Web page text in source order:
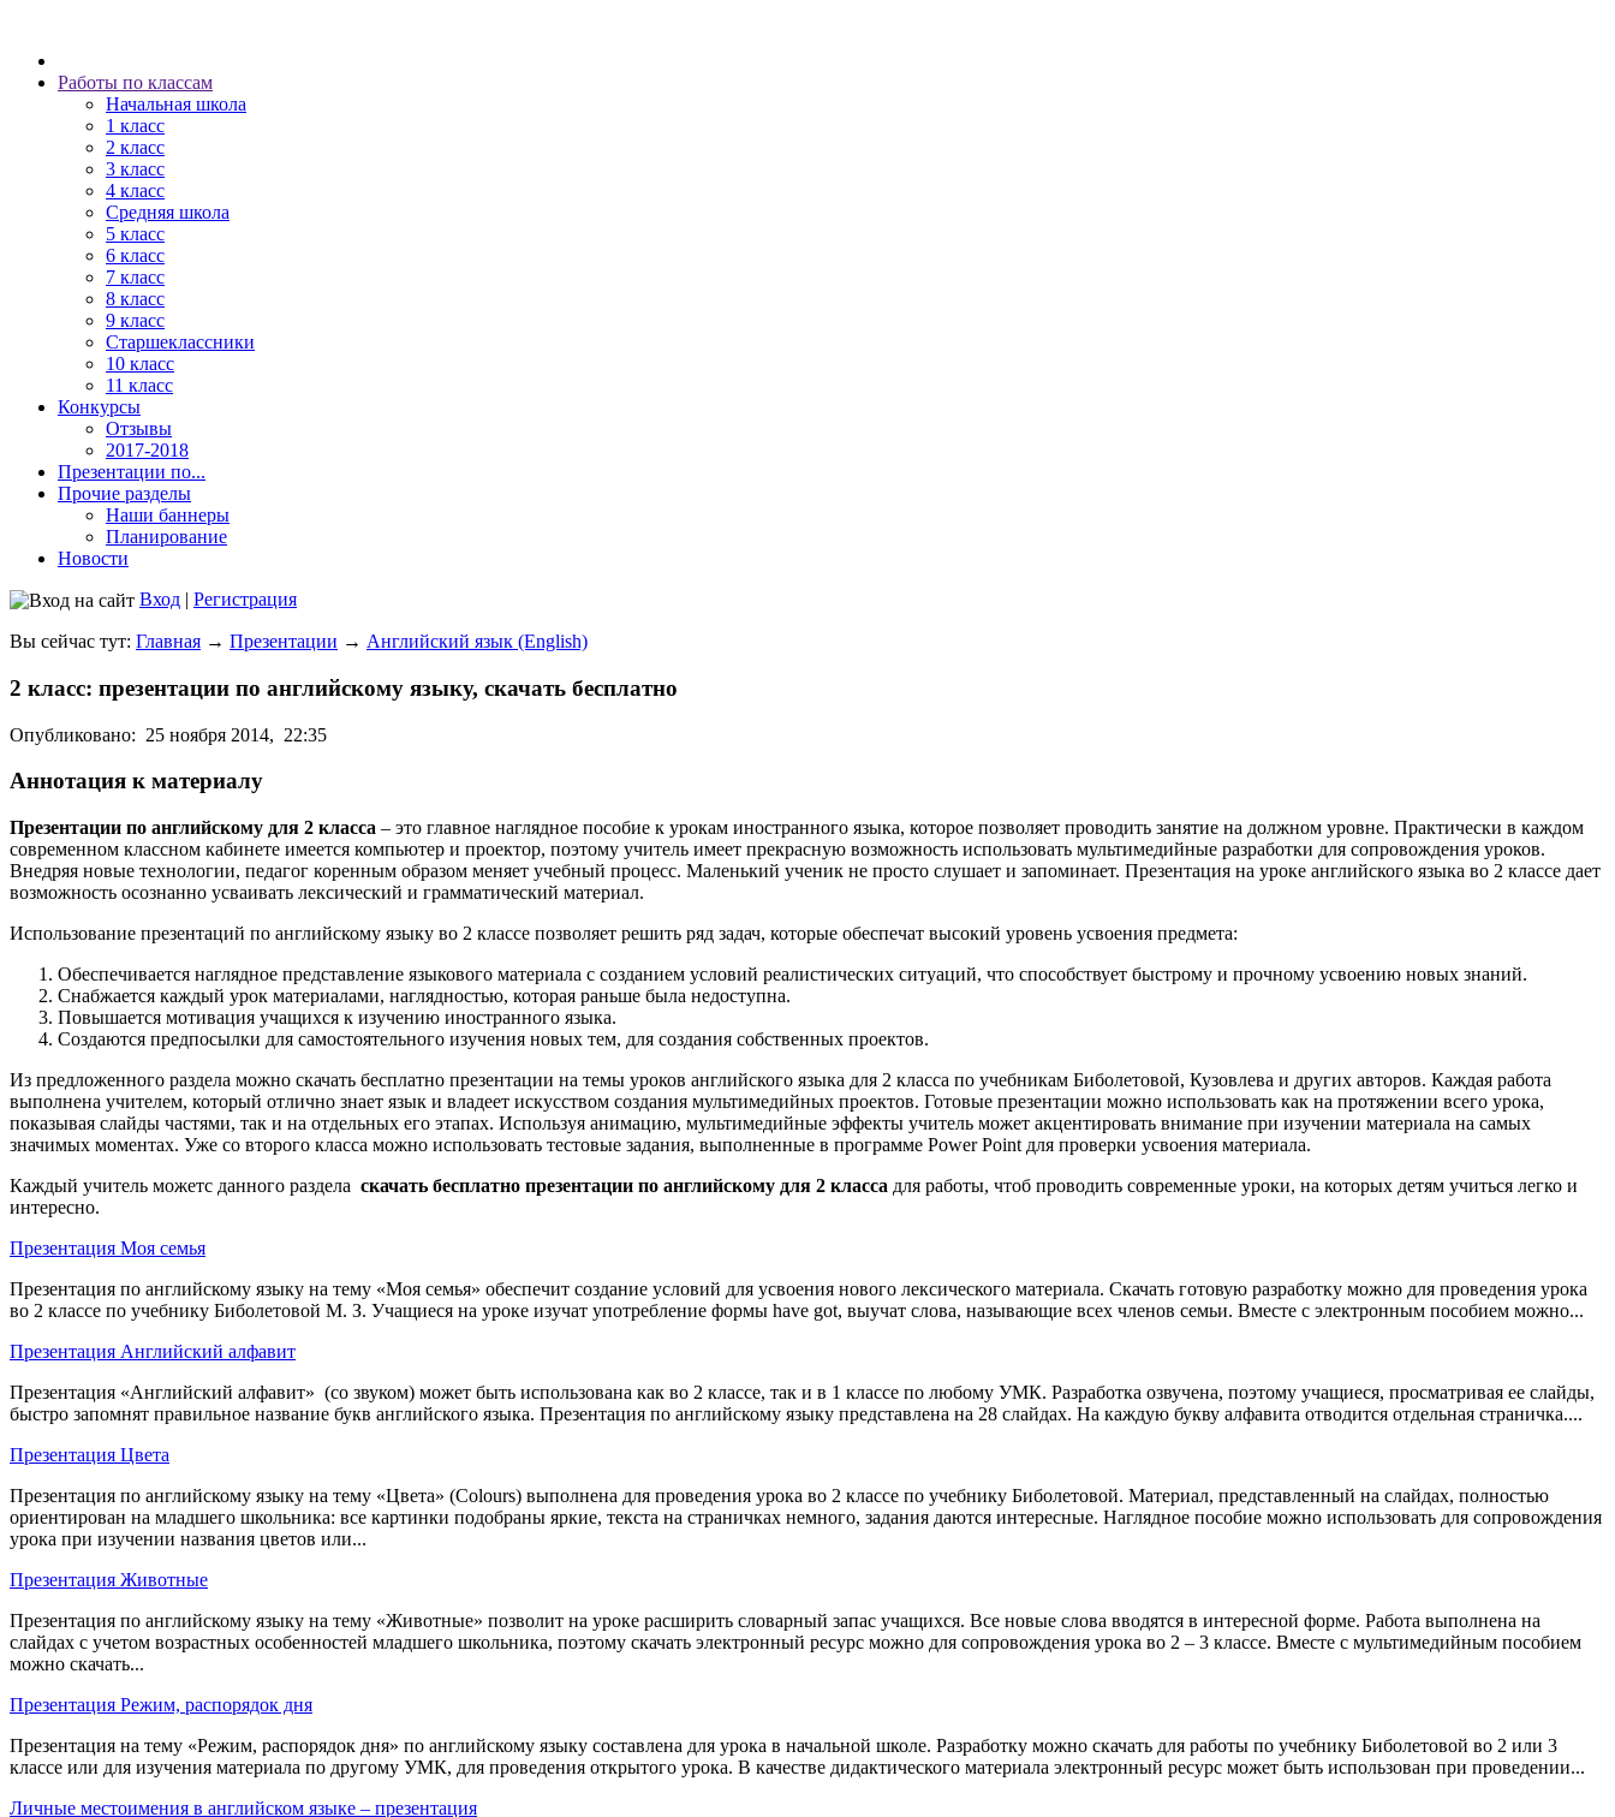
Работы по классам
Начальная школа
1 класс
2 класс
3 класс
4 класс
Средняя школа
5 класс
6 класс
7 класс
8 класс
9 класс
Старшеклассники
10 класс
11 класс
Конкурсы
Отзывы
2017-2018
Презентации по...
Прочие разделы
Наши баннеры
Планирование
Новости
Вход | Регистрация
Вы сейчас тут: Главная → Презентации → Английский язык (English)
2 класс: презентации по английскому языку, скачать бесплатно
Опубликовано: 25 ноября 2014, 22:35
Аннотация к материалу
Презентации по английскому для 2 класса – это главное наглядное пособие к урокам иностранного языка, которое позволяет проводить занятие на должном уровне. Практически в каждом
современном классном кабинете имеется компьютер и проектор, поэтому учитель имеет прекрасную возможность использовать мультимедийные разработки для сопровождения уроков.
Внедряя новые технологии, педагог коренным образом меняет учебный процесс. Маленький ученик не просто слушает и запоминает. Презентация на уроке английского языка во 2 классе дает
возможность осознанно усваивать лексический и грамматический материал.
Использование презентаций по английскому языку во 2 классе позволяет решить ряд задач, которые обеспечат высокий уровень усвоения предмета:
Обеспечивается наглядное представление языкового материала с созданием условий реалистических ситуаций, что способствует быстрому и прочному усвоению новых знаний.
Снабжается каждый урок материалами, наглядностью, которая раньше была недоступна.
Повышается мотивация учащихся к изучению иностранного языка.
Создаются предпосылки для самостоятельного изучения новых тем, для создания собственных проектов.
Из предложенного раздела можно скачать бесплатно презентации на темы уроков английского языка для 2 класса по учебникам Биболетовой, Кузовлева и других авторов. Каждая работа
выполнена учителем, который отлично знает язык и владеет искусством создания мультимедийных проектов. Готовые презентации можно использовать как на протяжении всего урока,
показывая слайды частями, так и на отдельных его этапах. Используя анимацию, мультимедийные эффекты учитель может акцентировать внимание при изучении материала на самых
значимых моментах. Уже со второго класса можно использовать тестовые задания, выполненные в программе Power Point для проверки усвоения материала.
Каждый учитель можетс данного раздела скачать бесплатно презентации по английскому для 2 класса для работы, чтоб проводить современные уроки, на которых детям учиться легко и
интересно.
Презентация Моя семья
Презентация по английскому языку на тему «Моя семья» обеспечит создание условий для усвоения нового лексического материала. Скачать готовую разработку можно для проведения урока
во 2 классе по учебнику Биболетовой М. З. Учащиеся на уроке изучат употребление формы have got, выучат слова, называющие всех членов семьи. Вместе с электронным пособием можно...
Презентация Английский алфавит
Презентация «Английский алфавит» (со звуком) может быть использована как во 2 классе, так и в 1 классе по любому УМК. Разработка озвучена, поэтому учащиеся, просматривая ее слайды,
быстро запомнят правильное название букв английского языка. Презентация по английскому языку представлена на 28 слайдах. На каждую букву алфавита отводится отдельная страничка....
Презентация Цвета
Презентация по английскому языку на тему «Цвета» (Colours) выполнена для проведения урока во 2 классе по учебнику Биболетовой. Материал, представленный на слайдах, полностью
ориентирован на младшего школьника: все картинки подобраны яркие, текста на страничках немного, задания даются интересные. Наглядное пособие можно использовать для сопровождения
урока при изучении названия цветов или...
Презентация Животные
Презентация по английскому языку на тему «Животные» позволит на уроке расширить словарный запас учащихся. Все новые слова вводятся в интересной форме. Работа выполнена на
слайдах с учетом возрастных особенностей младшего школьника, поэтому скачать электронный ресурс можно для сопровождения урока во 2 – 3 классе. Вместе с мультимедийным пособием
можно скачать...
Презентация Режим, распорядок дня
Презентация на тему «Режим, распорядок дня» по английскому языку составлена для урока в начальной школе. Разработку можно скачать для работы по учебнику Биболетовой во 2 или 3
классе или для изучения материала по другому УМК, для проведения открытого урока. В качестве дидактического материала электронный ресурс может быть использован при проведении...
Личные местоимения в английском языке – презентация